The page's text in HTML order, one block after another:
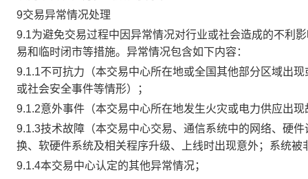
9交易异常情况处理
9.1为避免交易过程中因异常情况对行业或社会造成的不利
易和临时闭市等措施。异常情况包含如下内容：
9.1.1不可抗力（本交易中心所在地或全国其他部分区域出
或社会安全事件等情形）；
9.1.2意外事件（本交易中心所在地发生火灾或电力供应出
9.1.3技术故障（本交易中心交易、通信系统中的网络、硬
换、软硬件系统及相关程序升级、上线时出现意外；系统
9.1.4本交易中心认定的其他异常情况；